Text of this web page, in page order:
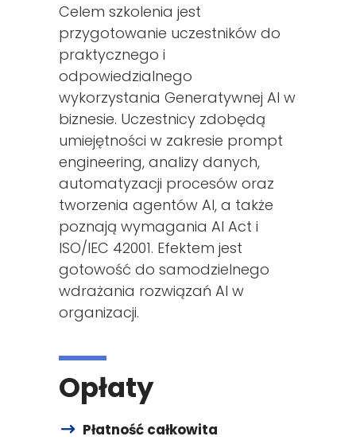
Celem szkolenia jest
przygotowanie uczestników do
praktycznego i
odpowiedzialnego
wykorzystania Generatywnej AI w
biznesie. Uczestnicy zdobędą
umiejętności w zakresie prompt
engineering, analizy danych,
automatyzacji procesów oraz
tworzenia agentów AI, a także
poznają wymagania AI Act i
ISO/IEC 42001. Efektem jest
gotowość do samodzielnego
wdrażania rozwiązań AI w
organizacji.
Opłaty
Płatność całkowita